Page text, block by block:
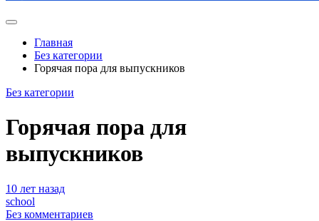
Главная
Без категории
Горячая пора для выпускников
Без категории
Горячая пора для
выпускников
10 лет назад
school
Без комментариев